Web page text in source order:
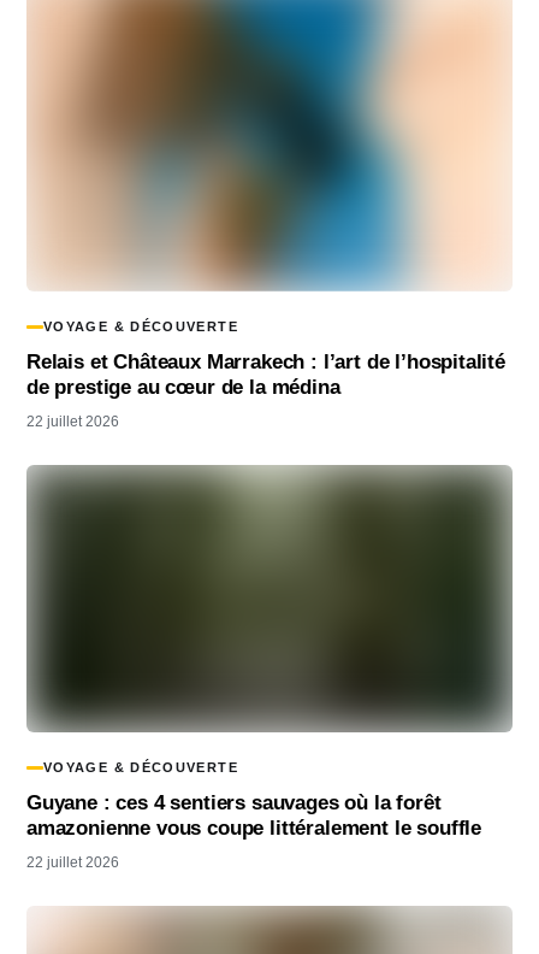
VOYAGE & DÉCOUVERTE
Relais et Châteaux Marrakech : l’art de l’hospitalité
de prestige au cœur de la médina
22 juillet 2026
VOYAGE & DÉCOUVERTE
Guyane : ces 4 sentiers sauvages où la forêt
amazonienne vous coupe littéralement le souffle
22 juillet 2026